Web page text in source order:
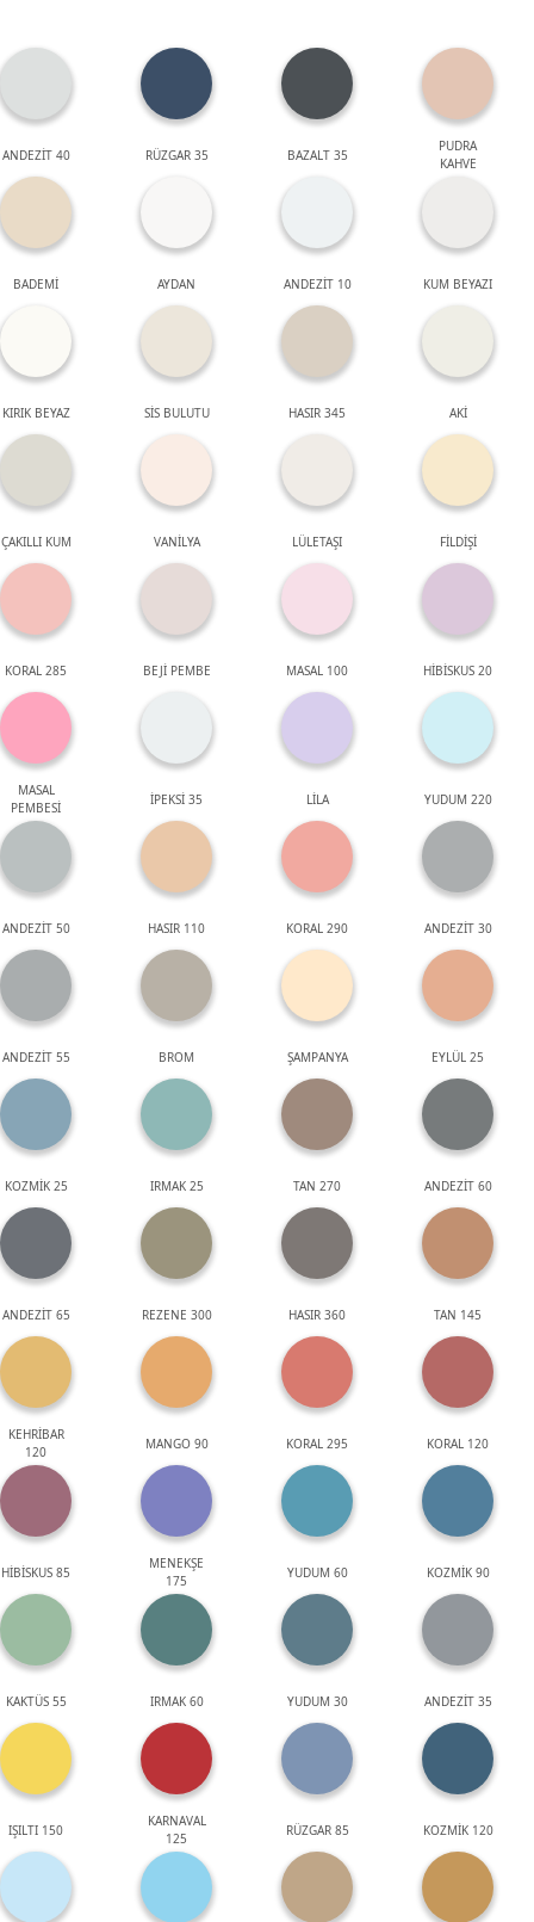
ANDEZİT 40 RÜZGAR 35 BAZALT 35
PUDRA
KAHVE
BADEMİ AYDAN ANDEZİT 10 KUM BEYAZI
KIRIK BEYAZ SİS BULUTU HASIR 345 AKİ
ÇAKILLI KUM VANİLYA LÜLETAŞI FİLDİŞİ
KORAL 285 BEJİ PEMBE MASAL 100 HİBİSKUS 20
MASAL
PEMBESİ
İPEKSİ 35 LİLA YUDUM 220
ANDEZİT 50 HASIR 110 KORAL 290 ANDEZİT 30
ANDEZİT 55 BROM ŞAMPANYA EYLÜL 25
KOZMİK 25 IRMAK 25 TAN 270 ANDEZİT 60
ANDEZİT 65 REZENE 300 HASIR 360 TAN 145
KEHRİBAR
120
MANGO 90 KORAL 295 KORAL 120
HİBİSKUS 85
MENEKŞE
175
YUDUM 60 KOZMİK 90
KAKTÜS 55 IRMAK 60 YUDUM 30 ANDEZİT 35
IŞILTI 150
KARNAVAL
125
RÜZGAR 85 KOZMİK 120